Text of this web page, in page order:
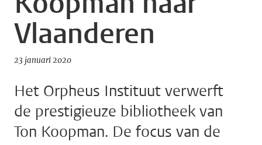
Vlaanderen
23 januari 2020
Het Orpheus Instituut verwerft
de prestigieuze bibliotheek van
Ton Koopman. De focus van de